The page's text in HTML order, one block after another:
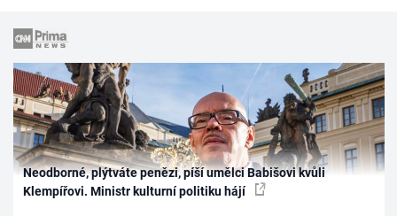
Neodborné, plýtváte penězi, píší umělci Babišovi kvůli
Klempířovi. Ministr kulturní politiku hájí